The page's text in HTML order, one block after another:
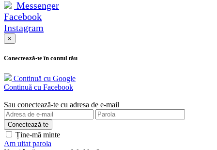
Messenger
Facebook
Instagram
×
Conectează-te în contul tău
Continuă cu Google
Continuă cu Facebook
Sau conectează-te cu adresa de e-mail
Ține-mă minte
Am uitat parola